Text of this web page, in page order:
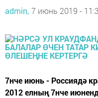
admin, 7 июнь 2019 -
7нче июнь - Россиядә
2012 елның 7нче